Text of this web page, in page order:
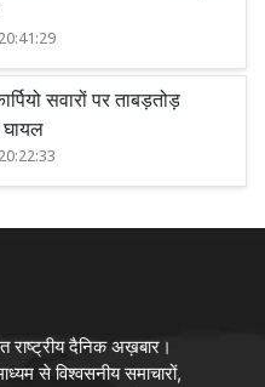
सवारों पर ताबड़तोड़
राष्ट्रीय दैनिक अख़बार।
से विश्वसनीय समाचारों,